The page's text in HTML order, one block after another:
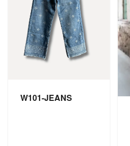
W101-JEANS